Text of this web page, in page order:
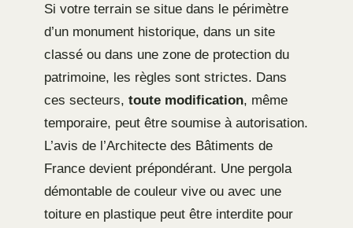
Si votre terrain se situe dans le périmètre
d’un monument historique, dans un site
classé ou dans une zone de protection du
patrimoine, les règles sont strictes. Dans
ces secteurs, toute modification, même
temporaire, peut être soumise à autorisation.
L’avis de l’Architecte des Bâtiments de
France devient prépondérant. Une pergola
démontable de couleur vive ou avec une
toiture en plastique peut être interdite pour